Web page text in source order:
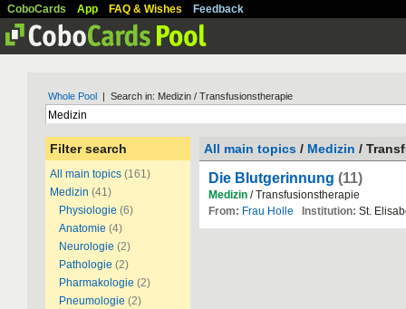
CoboCards App FAQ & Wishes Feedback
Whole Pool | Search in: Medizin / Transfusionstherapie
Filter search
All main topics (161)
Medizin (41)
Physiologie (6)
Anatomie (4)
Neurologie (2)
Pathologie (2)
Pharmakologie (2)
Pneumologie (2)
All main topics / Medizin /
Die Blutgerinnung (11)
Medizin / Transfusionstherapie
From: Frau Holle Institution: St.